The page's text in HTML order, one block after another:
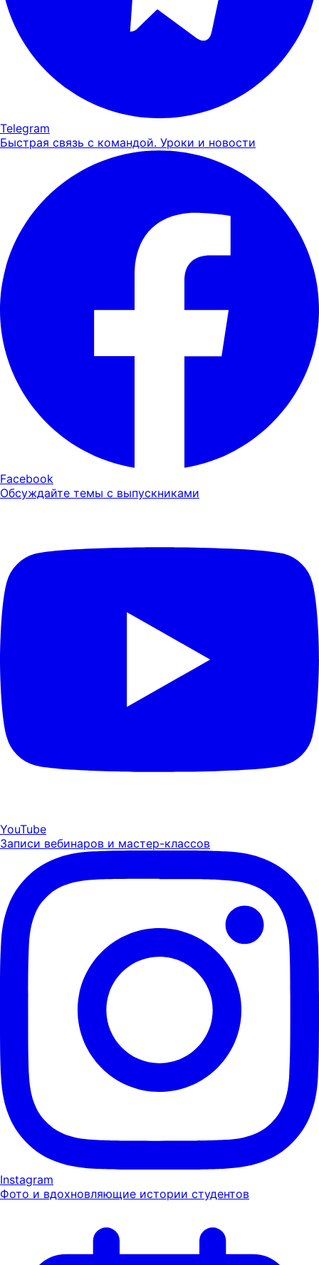
Telegram
Быстрая связь с командой. Уроки и новости
Facebook
Обсуждайте темы с выпускниками
YouTube
Записи вебинаров и мастер-классов
Instagram
Фото и вдохновляющие истории студентов